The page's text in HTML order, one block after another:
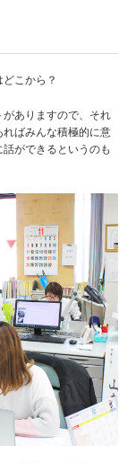
こから？
ありますので、それ
ばみんな積極的に意
ができるというのも